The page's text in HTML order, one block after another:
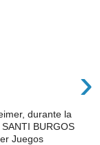
›
durante la
BURGOS
Juegos